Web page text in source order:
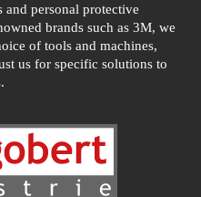
and personal protective
brands such as 3M, we
of tools and machines,
us for specific solutions to